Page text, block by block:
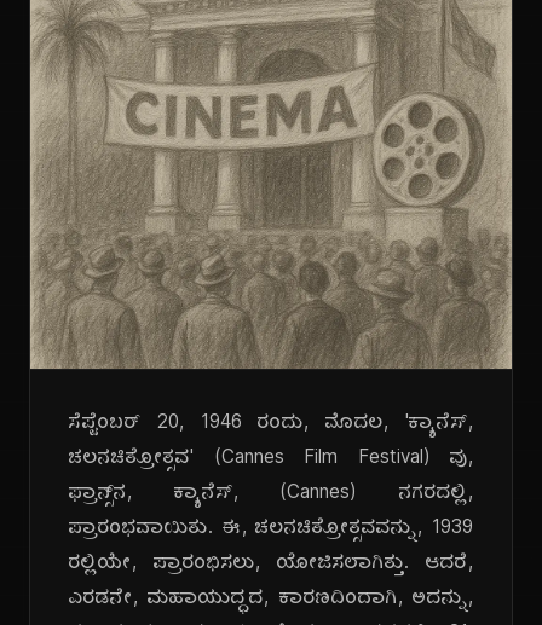
ಸೆಪ್ಟೆಂಬರ್ 20, 1946 ರಂದು, ಮೊದಲ, 'ಕ್ಯಾನೆಸ್,
ಚಲನಚಿತ್ರೋತ್ಸವ' (Cannes Film Festival) ವು,
ಫ್ರಾನ್ಸ್‌ನ, ಕ್ಯಾನೆಸ್, (Cannes) ನಗರದಲ್ಲಿ,
ಪ್ರಾರಂಭವಾಯಿತು. ಈ, ಚಲನಚಿತ್ರೋತ್ಸವವನ್ನು, 1939
ರಲ್ಲಿಯೇ, ಪ್ರಾರಂಭಿಸಲು, ಯೋಜಿಸಲಾಗಿತ್ತು. ಆದರೆ,
ಎರಡನೇ, ಮಹಾಯುದ್ಧದ, ಕಾರಣದಿಂದಾಗಿ, ಅದನ್ನು,